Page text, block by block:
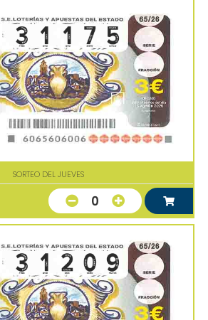
SORTEO DEL JUEVES
0